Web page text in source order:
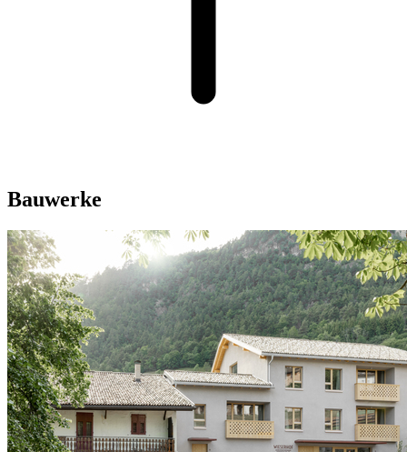
Bauwerke